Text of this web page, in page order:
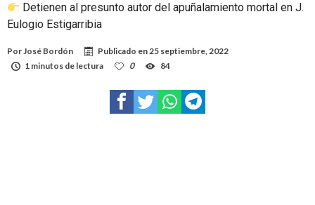
Detienen al presunto autor del apuñalamiento mortal en J.
Eulogio Estigarribia
PorJosé Bordón Publicado en25 septiembre, 2022
1 minutos de lectura
0 84